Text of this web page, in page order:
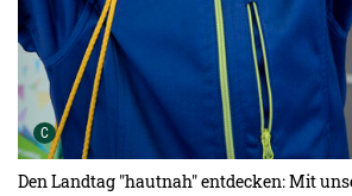
C Urheber der Grafik:
Den Landtag "hautnah" entdecken: Mit